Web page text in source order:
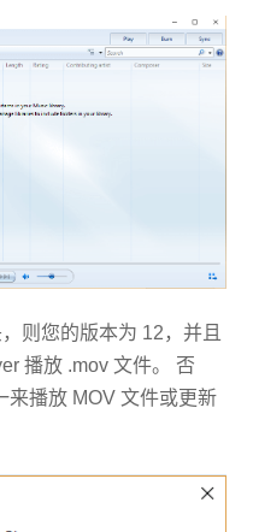
则您的版本为 12，并且
播放 .mov 文件。 否
来播放 MOV 文件或更新